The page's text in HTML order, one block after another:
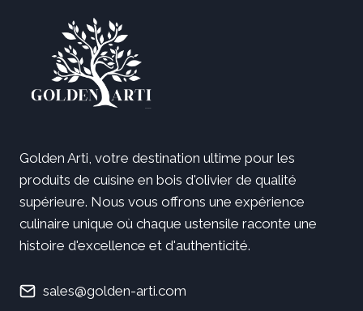
Golden Arti, votre destination ultime pour les
produits de cuisine en bois d'olivier de qualité
supérieure. Nous vous offrons une expérience
culinaire unique où chaque ustensile raconte une
histoire d'excellence et d'authenticité.
sales@golden-arti.com